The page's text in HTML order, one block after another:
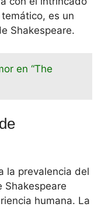
es un
Shakespeare.
en “The
la prevalencia del
Shakespeare
humana. La